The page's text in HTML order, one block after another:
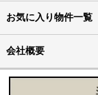
お気に入り物件一覧
会社概要